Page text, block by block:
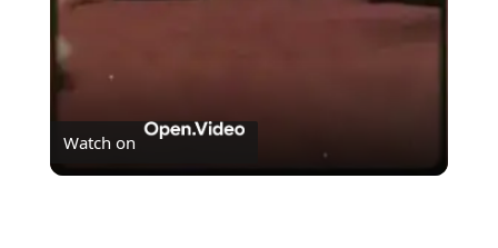
Watch on